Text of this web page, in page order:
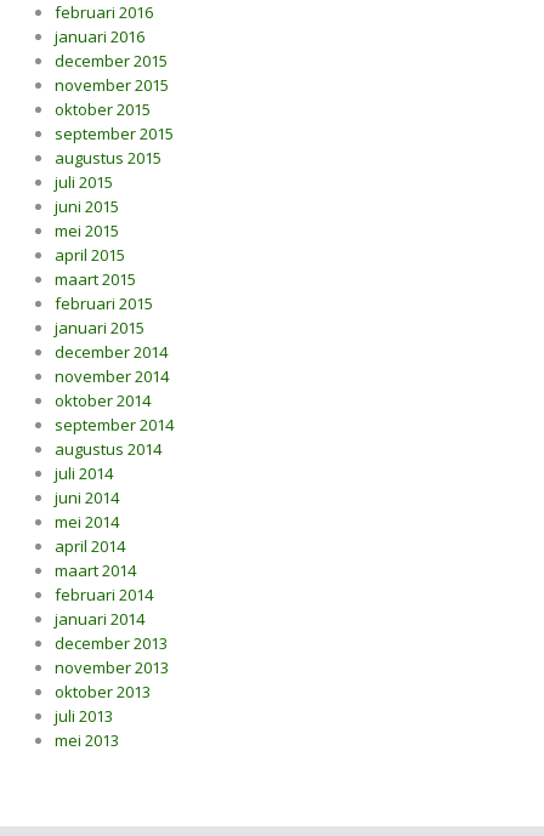
februari 2016
januari 2016
december 2015
november 2015
oktober 2015
september 2015
augustus 2015
juli 2015
juni 2015
mei 2015
april 2015
maart 2015
februari 2015
januari 2015
december 2014
november 2014
oktober 2014
september 2014
augustus 2014
juli 2014
juni 2014
mei 2014
april 2014
maart 2014
februari 2014
januari 2014
december 2013
november 2013
oktober 2013
juli 2013
mei 2013